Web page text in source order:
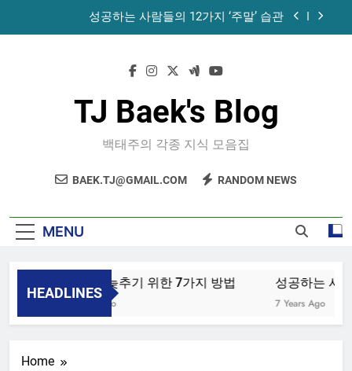
성공하는 사람들의 12가지 ‘주말’ 습관
노화를 늦추기 위한 7가지 방법
성공하는 사람들의 12가지 ‘주말’ 습관
공목에 먹는 마늘과 꿀의 놀라운 효능 – 건강을 위
TJ Baek's Blog
백태주의 각종 지식 모음집
BAEK.TJ@GMAIL.COM RANDOM NEWS
MENU
HEADLINES
노화를 늦추기 위한 7가지 방법
4 Years Ago
성공하는 사
7 Years Ago
Home